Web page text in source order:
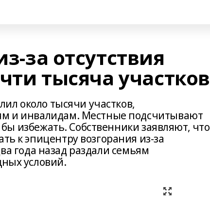
за отсутствия
тысяча участков
около тысячи участков,
и инвалидам. Местные подсчитывают
избежать. Собственники заявляют, что
к эпицентру возгорания из-за
года назад раздали семьям
условий.